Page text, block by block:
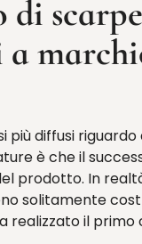
di scarpe
a
più diffusi riguardo
è che il
prodotto. In
solitamente
realizzato il primo